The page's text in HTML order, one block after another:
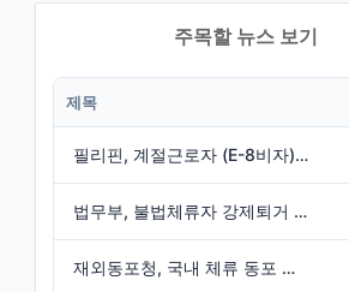
주목할 뉴스 보기
제목
필리핀, 계절근로자 (E-8비자) 한국행 중단
법무부, 불법체류자 강제퇴거 시 경찰에 즉시 통보 제도 마련
재외동포청, 국내 체류 동포 실태조사 결과 발표 - 86만 명 체류 통계 발표